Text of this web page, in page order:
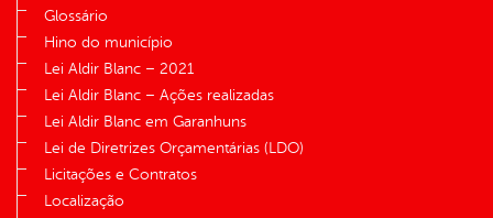
Glossário
Hino do município
Lei Aldir Blanc – 2021
Lei Aldir Blanc – Ações realizadas
Lei Aldir Blanc em Garanhuns
Lei de Diretrizes Orçamentárias (LDO)
Licitações e Contratos
Localização